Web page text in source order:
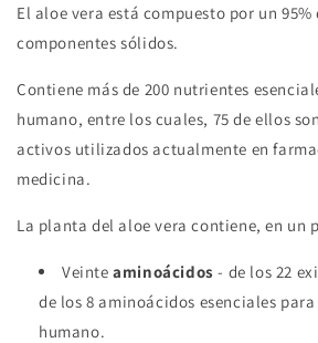
El aloe vera está compuesto por un 95%
componentes sólidos.
Contiene más de 200 nutrientes
humano, entre los cuales, 75 de ellos
activos utilizados actualmente en
medicina.
La planta del aloe vera contiene, en un
Veinte aminoácidos - de los 22
de los 8 aminoácidos esenciales
humano.